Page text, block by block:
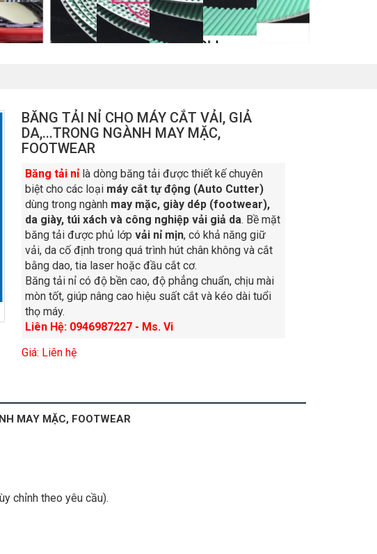
BĂNG TẢI NỈ CHO MÁY CẮT VẢI, GIẢ
DA,...TRONG NGÀNH MAY MẶC,
FOOTWEAR
Băng tải nỉlà dòng băng tải được thiết kế chuyên
biệt cho các loại máy cắt tự động (Auto Cutter)
dùng trong ngành may mặc, giày dép (footwear),
da giày, túi xách và công nghiệp vải giả da. Bề mặt
băng tải được phủ lớpvải nỉ mịn, có khả năng giữ
vải, da cố định trong quá trình hút chân không và cắt
bằng dao, tia laser hoặc đầu cắt cơ.
Băng tải nỉ có độ bền cao, độ phẳng chuẩn, chịu mài
mòn tốt, giúp nâng cao hiệu suất cắt và kéo dài tuổi
thọ máy.
Liên Hệ: 0946987227 - Ms. Vi
Giá: Liên hệ
MAY MẶC, FOOTWEAR
chỉnh theo yêu cầu).